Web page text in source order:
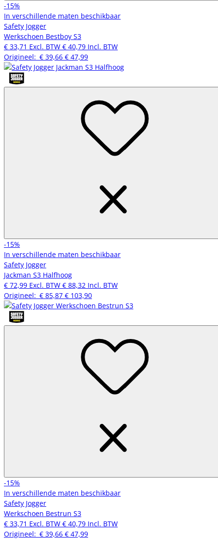
-15%
In verschillende maten beschikbaar
Safety Jogger
Werkschoen Bestboy S3
€ 33,71 Excl. BTW € 40,79 Incl. BTW
Origineel: € 39,66 € 47,99
-15%
In verschillende maten beschikbaar
Safety Jogger
Jackman S3 Halfhoog
€ 72,99 Excl. BTW € 88,32 Incl. BTW
Origineel: € 85,87 € 103,90
-15%
In verschillende maten beschikbaar
Safety Jogger
Werkschoen Bestrun S3
€ 33,71 Excl. BTW € 40,79 Incl. BTW
Origineel: € 39,66 € 47,99